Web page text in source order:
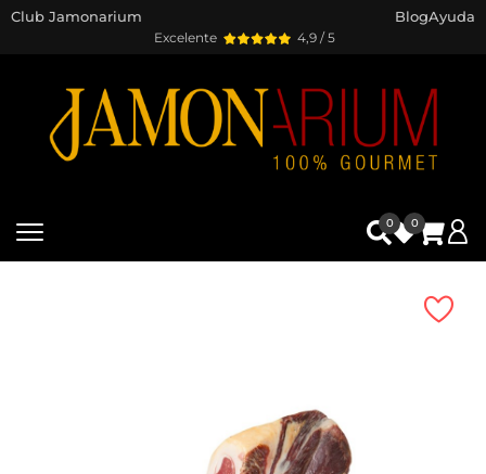
Excelente 4,9 / 5
Club Jamonarium BlogAyuda
0 0